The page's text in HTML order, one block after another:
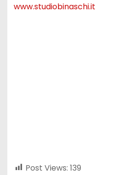
www.studiobinaschi.it
Post Views: 139